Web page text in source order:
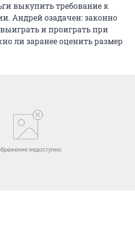
выкупить требование к
Андрей озадачен: законно
и проиграть при
ли заранее оценить размер